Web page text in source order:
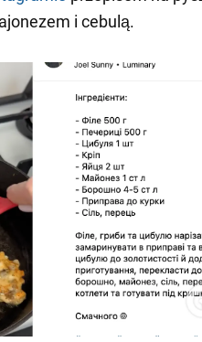
i cebulą.